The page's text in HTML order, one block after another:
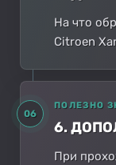
На что
Citroen
06
ПОЛЕЗНО
6.
При